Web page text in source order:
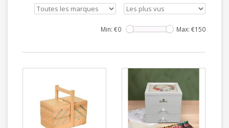
Min: €0 Max: €150